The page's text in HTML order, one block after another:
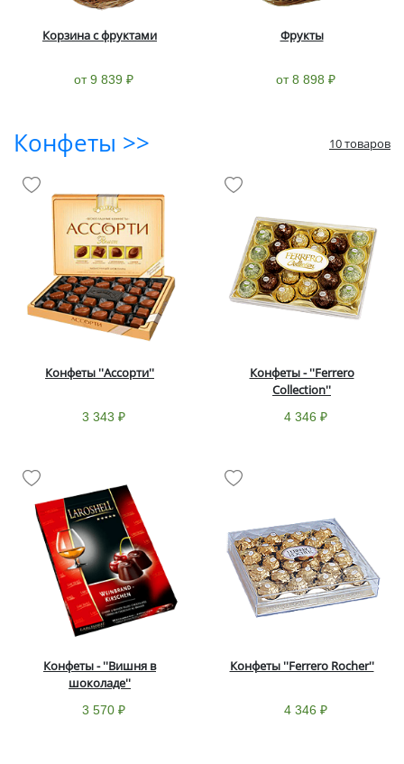
Корзина с фруктами
от 9 839 ₽
Фрукты
от 8 898 ₽
Конфеты >> 10 товаров
Конфеты ''Ассорти''
3 343 ₽
Конфеты - ''Ferrero
Collection''
4 346 ₽
Конфеты - ''Вишня в
шоколаде''
3 570 ₽
Конфеты ''Ferrero Rocher''
4 346 ₽